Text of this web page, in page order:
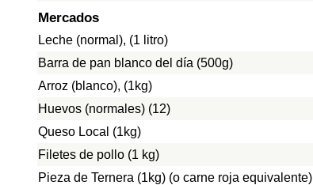
Mercados
Leche (normal), (1 litro)
Barra de pan blanco del día (500g)
Arroz (blanco), (1kg)
Huevos (normales) (12)
Queso Local (1kg)
Filetes de pollo (1 kg)
Pieza de Ternera (1kg) (o carne roja equivalente)